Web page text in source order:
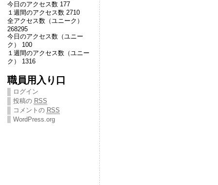
今日のアクセス数 177
１週間のアクセス数 2710
全アクセス数（ユニーク）
268295
今日のアクセス数（ユニー
ク） 100
１週間のアクセス数（ユニー
ク） 1316
職員用入り口
ログイン
投稿の RSS
コメントの RSS
WordPress.org